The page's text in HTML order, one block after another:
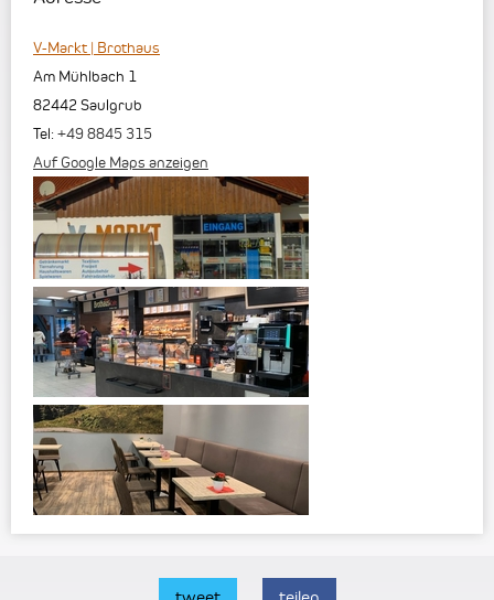
V-Markt | Brothaus
Am Mühlbach 1
82442 Saulgrub
Tel: +49 8845 315
Auf Google Maps anzeigen